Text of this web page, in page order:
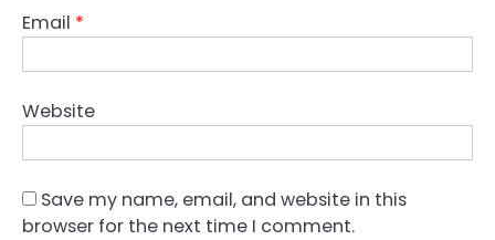
Email *
Website
Save my name, email, and website in this
browser for the next time I comment.